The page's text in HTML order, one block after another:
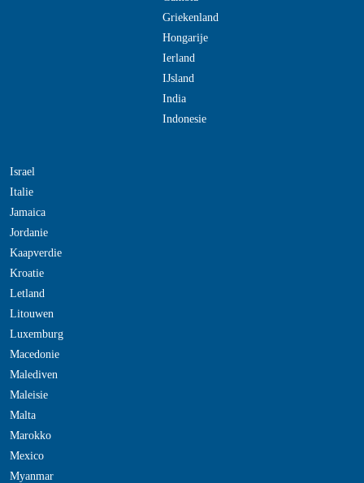
Griekenland
Hongarije
Ierland
IJsland
India
Indonesie
Israel
Italie
Jamaica
Jordanie
Kaapverdie
Kroatie
Letland
Litouwen
Luxemburg
Macedonie
Malediven
Maleisie
Malta
Marokko
Mexico
Myanmar